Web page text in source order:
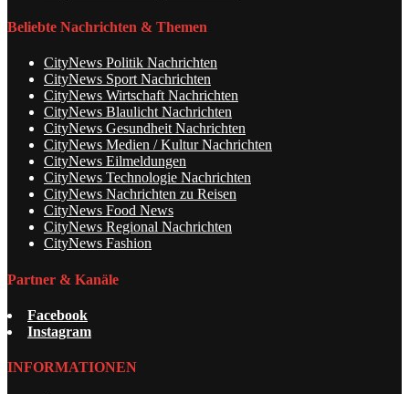
Beliebte Nachrichten & Themen
CityNews Politik Nachrichten
CityNews Sport Nachrichten
CityNews Wirtschaft Nachrichten
CityNews Blaulicht Nachrichten
CityNews Gesundheit Nachrichten
CityNews Medien / Kultur Nachrichten
CityNews Eilmeldungen
CityNews Technologie Nachrichten
CityNews Nachrichten zu Reisen
CityNews Food News
CityNews Regional Nachrichten
CityNews Fashion
Partner & Kanäle
Facebook
Instagram
INFORMATIONEN